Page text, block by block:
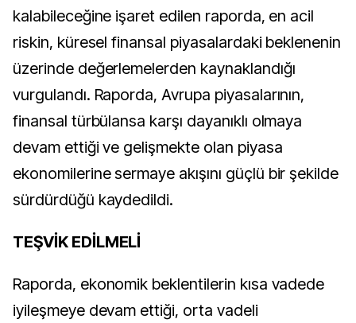
kalabileceğine işaret edilen raporda, en acil
riskin, küresel finansal piyasalardaki beklenenin
üzerinde değerlemelerden kaynaklandığı
vurgulandı. Raporda, Avrupa piyasalarının,
finansal türbülansa karşı dayanıklı olmaya
devam ettiği ve gelişmekte olan piyasa
ekonomilerine sermaye akışını güçlü bir şekilde
sürdürdüğü kaydedildi.
TEŞVİK EDİLMELİ
Raporda, ekonomik beklentilerin kısa vadede
iyileşmeye devam ettiği, orta vadeli